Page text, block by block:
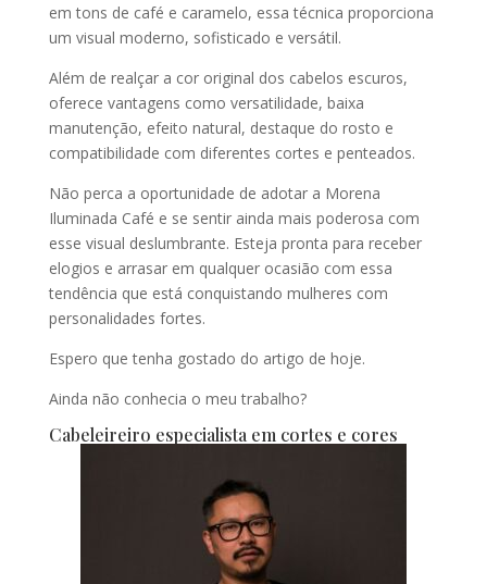
em tons de café e caramelo, essa técnica proporciona
um visual moderno, sofisticado e versátil.
Além de realçar a cor original dos cabelos escuros,
oferece vantagens como versatilidade, baixa
manutenção, efeito natural, destaque do rosto e
compatibilidade com diferentes cortes e penteados.
Não perca a oportunidade de adotar a Morena
Iluminada Café e se sentir ainda mais poderosa com
esse visual deslumbrante. Esteja pronta para receber
elogios e arrasar em qualquer ocasião com essa
tendência que está conquistando mulheres com
personalidades fortes.
Espero que tenha gostado do artigo de hoje.
Ainda não conhecia o meu trabalho?
Cabeleireiro especialista em cortes e cores